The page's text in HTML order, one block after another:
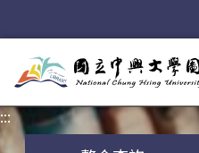
:::